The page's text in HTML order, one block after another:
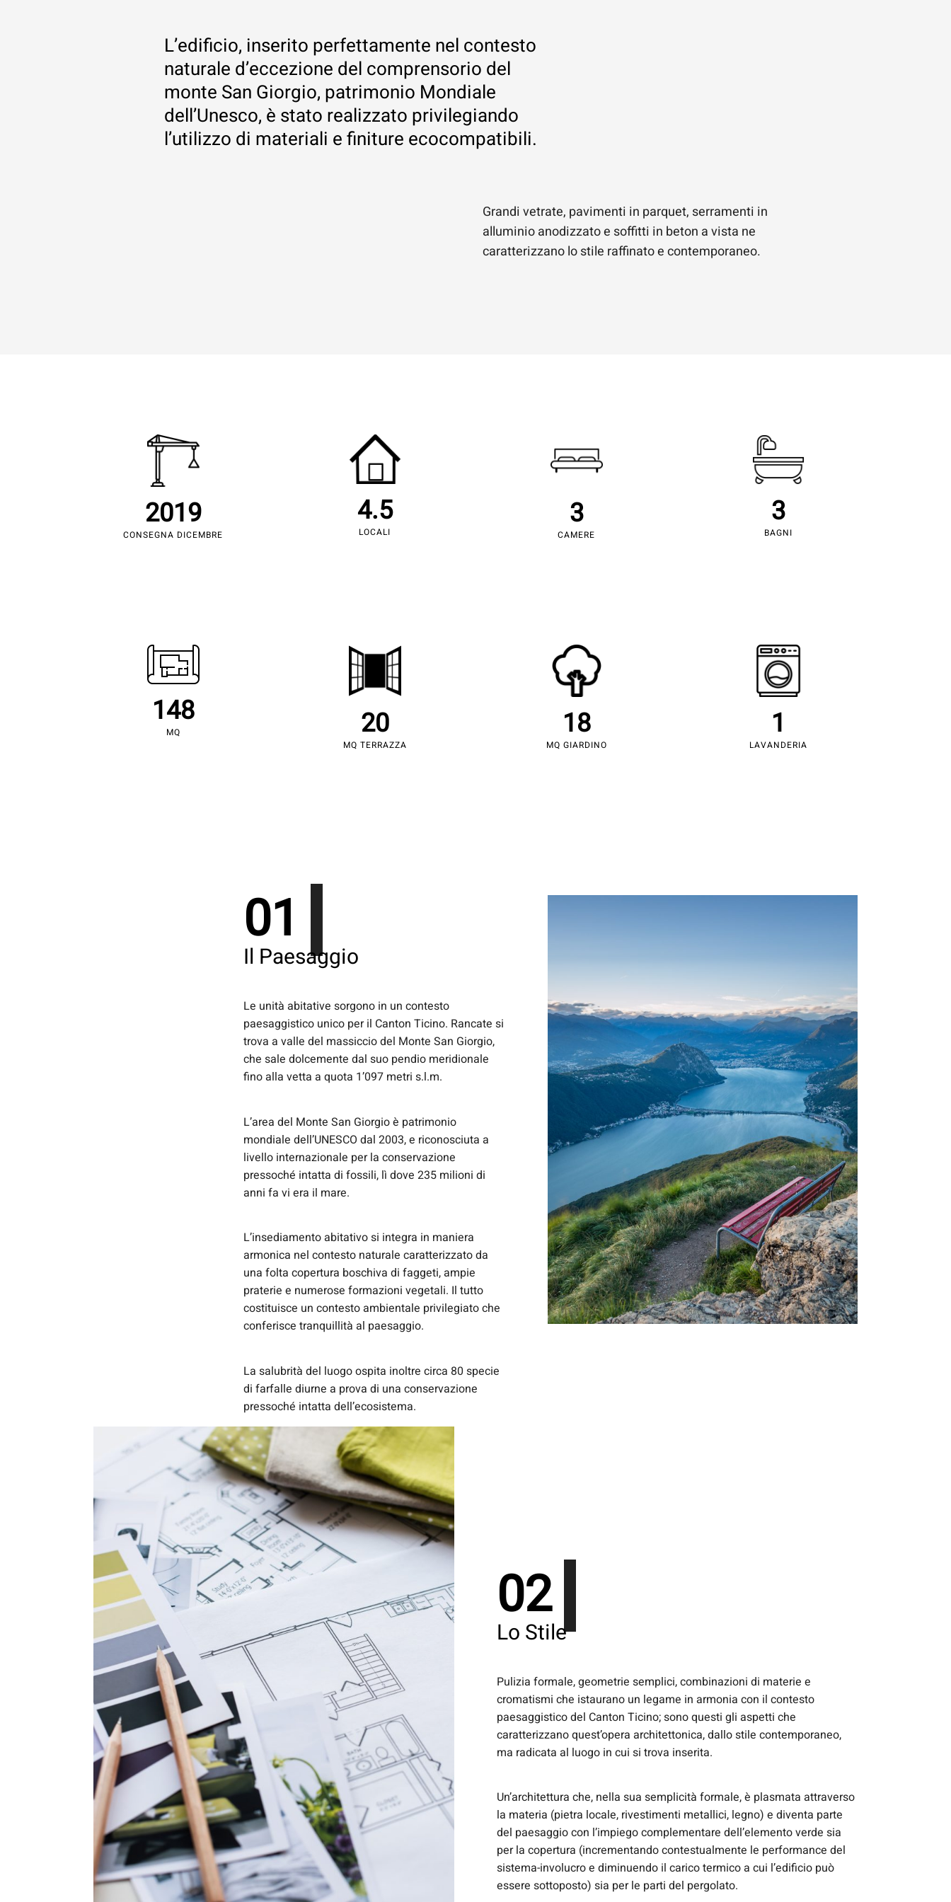
L’edificio, inserito perfettamente nel contesto
naturale d’eccezione del comprensorio del
monte San Giorgio, patrimonio Mondiale
dell’Unesco, è stato realizzato privilegiando
l’utilizzo di materiali e finiture ecocompatibili.
Grandi vetrate, pavimenti in parquet, serramenti in
alluminio anodizzato e soffitti in beton a vista ne
caratterizzano lo stile raffinato e contemporaneo.
2019
CONSEGNA DICEMBRE
4.5
LOCALI 3
CAMERE
3
BAGNI
148
MQ 20
MQ TERRAZZA
18
MQ GIARDINO
1
LAVANDERIA
01
Il Paesaggio
Le unità abitative sorgono in un contesto
paesaggistico unico per il Canton Ticino. Rancate si
trova a valle del massiccio del Monte San Giorgio,
che sale dolcemente dal suo pendio meridionale
fino alla vetta a quota 1’097 metri s.l.m.
L’area del Monte San Giorgio è patrimonio
mondiale dell’UNESCO dal 2003, e riconosciuta a
livello internazionale per la conservazione
pressoché intatta di fossili, lì dove 235 milioni di
anni fa vi era il mare.
L’insediamento abitativo si integra in maniera
armonica nel contesto naturale caratterizzato da
una folta copertura boschiva di faggeti, ampie
praterie e numerose formazioni vegetali. Il tutto
costituisce un contesto ambientale privilegiato che
conferisce tranquillità al paesaggio.
La salubrità del luogo ospita inoltre circa 80 specie
di farfalle diurne a prova di una conservazione
pressoché intatta dell’ecosistema.
02
Lo Stile
Pulizia formale, geometrie semplici, combinazioni di materie e
cromatismi che istaurano un legame in armonia con il contesto
paesaggistico del Canton Ticino; sono questi gli aspetti che
caratterizzano quest’opera architettonica, dallo stile contemporaneo,
ma radicata al luogo in cui si trova inserita.
Un’architettura che, nella sua semplicità formale, è plasmata attraverso
la materia (pietra locale, rivestimenti metallici, legno) e diventa parte
del paesaggio con l’impiego complementare dell’elemento verde sia
per la copertura (incrementando contestualmente le performance del
sistema-involucro e diminuendo il carico termico a cui l’edificio può
essere sottoposto) sia per le parti del pergolato.